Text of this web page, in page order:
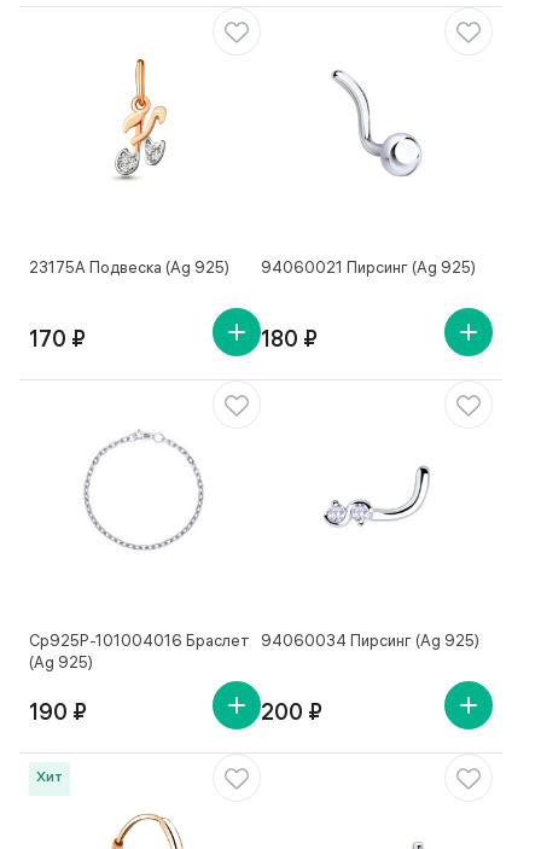
23175А Подвеска (Ag 925)
170 ₽
94060021 Пирсинг (Ag 925)
180 ₽
Ср925Р-101004016 Браслет
(Ag 925)
190 ₽
94060034 Пирсинг (Ag 925)
200 ₽
Хит